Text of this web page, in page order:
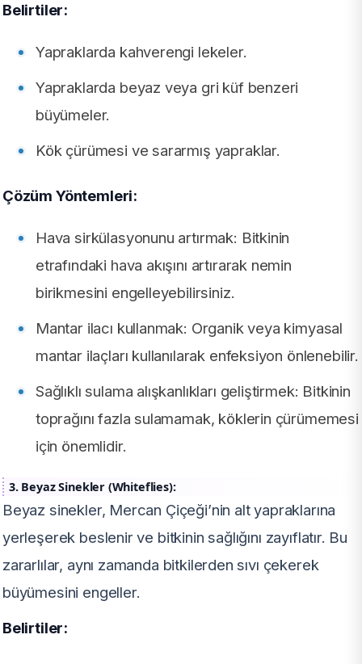
Belirtiler:
Yapraklarda kahverengi lekeler.
Yapraklarda beyaz veya gri küf benzeri
büyümeler.
Kök çürümesi ve sararmış yapraklar.
Çözüm Yöntemleri:
Hava sirkülasyonunu artırmak: Bitkinin
etrafındaki hava akışını artırarak nemin
birikmesini engelleyebilirsiniz.
Mantar ilacı kullanmak: Organik veya kimyasal
mantar ilaçları kullanılarak enfeksiyon önlenebilir.
Sağlıklı sulama alışkanlıkları geliştirmek: Bitkinin
toprağını fazla sulamamak, köklerin çürümemesi
için önemlidir.
3. Beyaz Sinekler (Whiteflies):
Beyaz sinekler, Mercan Çiçeği’nin alt yapraklarına
yerleşerek beslenir ve bitkinin sağlığını zayıflatır. Bu
zararlılar, aynı zamanda bitkilerden sıvı çekerek
büyümesini engeller.
Belirtiler: